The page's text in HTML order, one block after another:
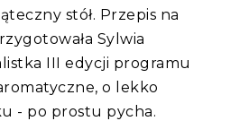
stół. Przepis na
Sylwia
III edycji programu
o lekko
- po prostu pycha.